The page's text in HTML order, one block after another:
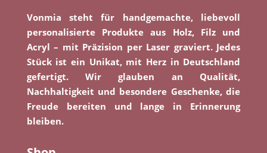
Vonmia steht für handgemachte, liebevoll
personalisierte Produkte aus Holz, Filz und
Acryl – mit Präzision per Laser graviert. Jedes
Stück ist ein Unikat, mit Herz in Deutschland
gefertigt. Wir glauben an Qualität,
Nachhaltigkeit und besondere Geschenke, die
Freude bereiten und lange in Erinnerung
bleiben.